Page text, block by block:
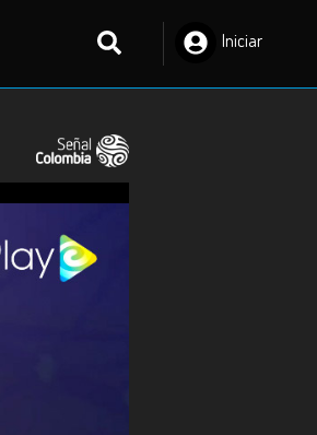
Iniciar